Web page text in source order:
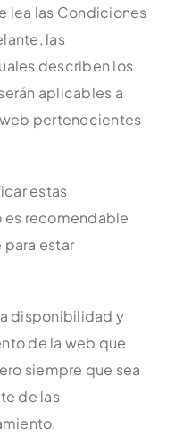
lea las Condiciones
las
describen los
aplicables a
pertenecientes
estas
es recomendable
estar
disponibilidad y
de la web que
siempre que sea
de las